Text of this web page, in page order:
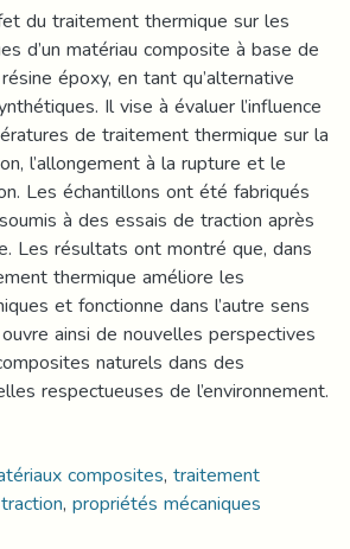
du traitement thermique sur les
d’un matériau composite à base de
époxy, en tant qu’alternative
Il vise à évaluer l’influence
de traitement thermique sur la
l’allongement à la rupture et le
Les échantillons ont été fabriqués
à des essais de traction après
Les résultats ont montré que, dans
thermique améliore les
et fonctionne dans l’autre sens
ainsi de nouvelles perspectives
naturels dans des
respectueuses de l’environnement.
composites,traitement
,propriétés mécaniques